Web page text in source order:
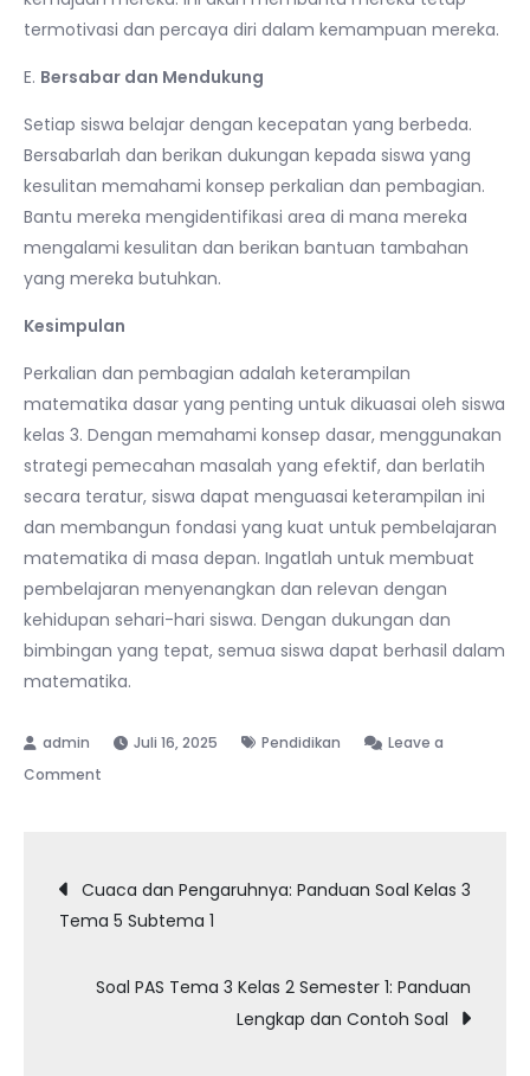
termotivasi dan percaya diri dalam kemampuan mereka.
E. Bersabar dan Mendukung
Setiap siswa belajar dengan kecepatan yang berbeda.
Bersabarlah dan berikan dukungan kepada siswa yang
kesulitan memahami konsep perkalian dan pembagian.
Bantu mereka mengidentifikasi area di mana mereka
mengalami kesulitan dan berikan bantuan tambahan
yang mereka butuhkan.
Kesimpulan
Perkalian dan pembagian adalah keterampilan
matematika dasar yang penting untuk dikuasai oleh siswa
kelas 3. Dengan memahami konsep dasar, menggunakan
strategi pemecahan masalah yang efektif, dan berlatih
secara teratur, siswa dapat menguasai keterampilan ini
dan membangun fondasi yang kuat untuk pembelajaran
matematika di masa depan. Ingatlah untuk membuat
pembelajaran menyenangkan dan relevan dengan
kehidupan sehari-hari siswa. Dengan dukungan dan
bimbingan yang tepat, semua siswa dapat berhasil dalam
matematika.
Juli 16, 2025 Pendidikan
Leave a
Comment
Pembagian:
Panduan
untuk
Navigasi
pos
Cuaca dan Pengaruhnya: Panduan Soal Kelas 3
Tema 5 Subtema 1
Soal PAS Tema 3 Kelas 2 Semester 1: Panduan
Lengkap dan Contoh Soal